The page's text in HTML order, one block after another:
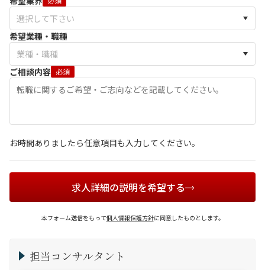
希望業種・職種
ご相談内容 必須
お時間ありましたら任意項目も入力してください。
求人詳細の説明を希望する
本フォーム送信をもって個人情報保護方針に同意したものとします。
担当コンサルタント